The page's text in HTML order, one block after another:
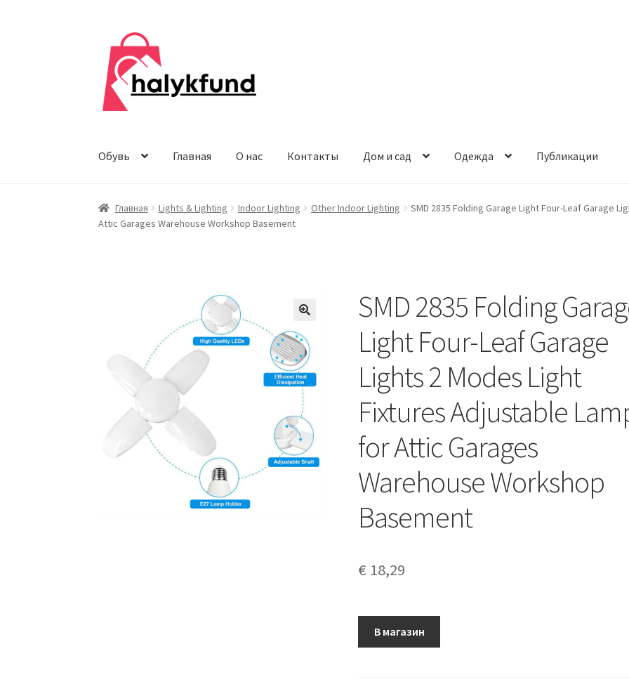
Перейти
навигации
Перейти
содержимому
Обувь Главная О нас Контакты Дом и сад Одежда Публикации
Главная Lights & Lighting Indoor Lighting Other Indoor Lighting
SMD 2835 Folding Garage Light Four-Leaf Garage
Attic Garages Warehouse Workshop Basement
SMD 2835 Folding
Light Four-Leaf Garage
Lights 2 Modes Light
Fixtures Adjustable
for Attic Garages
Warehouse Workshop
Basement
€ 18,29
В магазин